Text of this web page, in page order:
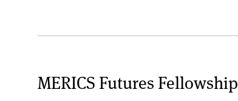
MERICS Futures Fellowship